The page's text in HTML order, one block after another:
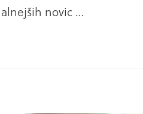
novic …